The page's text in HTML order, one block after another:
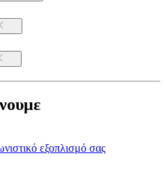
εξοπλισμό σας